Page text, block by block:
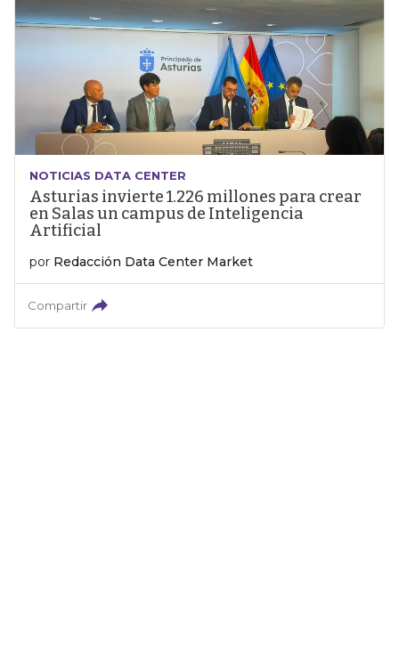
NOTICIAS DATA CENTER
Asturias invierte 1.226 millones para crear
en Salas un campus de Inteligencia
Artificial
por Redacción Data Center Market
Compartir